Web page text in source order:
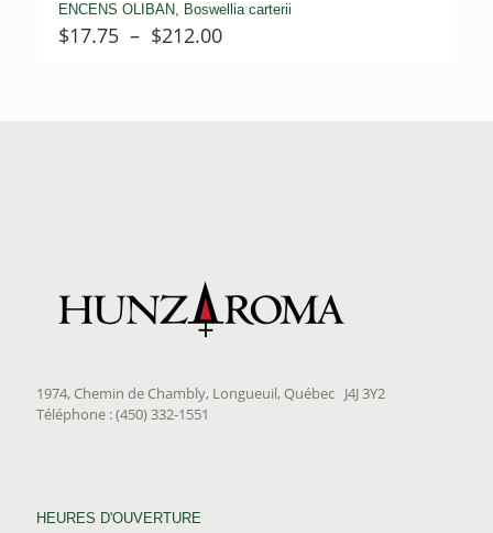
ENCENS OLIBAN, Boswellia carterii
$17.75 – $212.00Plage
1974, Chemin de Chambly, Longueuil, Québec J4J 3Y2
Téléphone : (450) 332-1551
HEURES D'OUVERTURE